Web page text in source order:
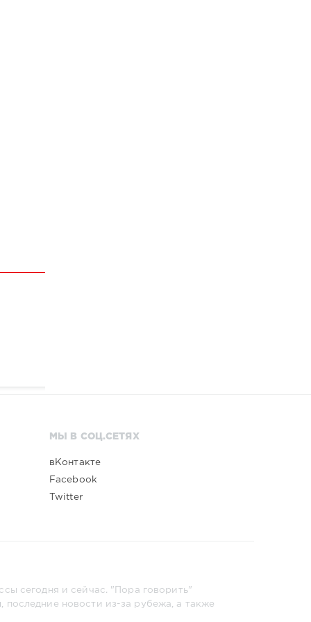
МЫ В СОЦ.СЕТЯХ
вКонтакте
Facebook
Twitter
сегодня и сейчас. "Пора говорить"
новости из-за рубежа, а также